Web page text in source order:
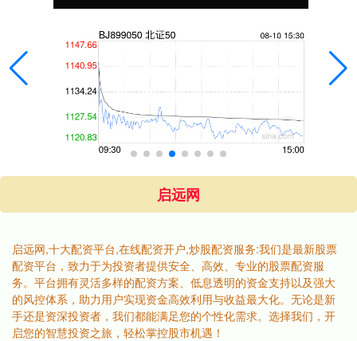
启远网
启远网,十大配资平台,在线配资开户,炒股配资服务:我们是最新股票
配资平台，致力于为投资者提供安全、高效、专业的股票配资服
务。平台拥有灵活多样的配资方案、低息透明的资金支持以及强大
的风控体系，助力用户实现资金高效利用与收益最大化。无论是新
手还是资深投资者，我们都能满足您的个性化需求。选择我们，开
启您的智慧投资之旅，轻松掌控股市机遇！